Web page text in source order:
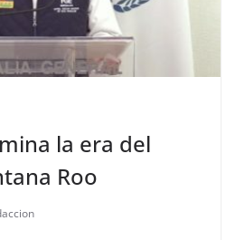
la era del
Roo